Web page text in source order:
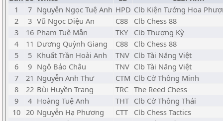
1
7 Nguyễn Ngọc Tuệ Anh HPD Clb Kiện Tướng Hoa
2
3 Vũ Ngọc Diệu An C88
Clb Chess 88
3
16 Phạm Tuệ Mẫn TKY
Clb Thượng Kỳ
4
11 Dương Quỳnh Giang C88
Clb Chess 88
5
5 Khuất Trần Hoài Anh TNV Clb Tài Năng Việt
6
9 Ngô Bảo Châu TNV Clb Tài Năng Việt
7
21 Nguyễn Anh Thư CTM Clb Cờ Thông Minh
8
22 Bùi Huyền Trang TRC The Reed Chess
9
4 Hoàng Tuệ Anh THT Clb Cờ Thông Thái
10 20 Nguyễn Hạ Phương CTT
Clb Chess Tactics